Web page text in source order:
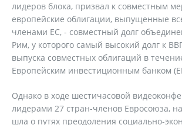
лидеров блока, призвал к совместным
европейские облигации, выпущенные
членами ЕС, - совместный долг
Рим, у которого самый высокий долг к
выпуска совместных облигаций в
Европейским инвестиционным банком
Однако в ходе шестичасовой
лидерами 27 стран-членов Евросоюза,
шла о путях преодоления социально-